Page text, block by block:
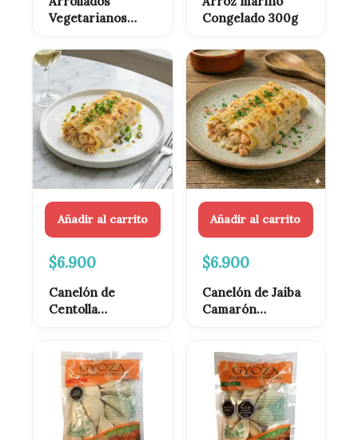
Vegetarianos
unidades
Congelado 300g
Añadir al carrito
$6.900
Canelón de
Centolla
Añadir al carrito
$6.900
Canelón de Jaiba
Camarón